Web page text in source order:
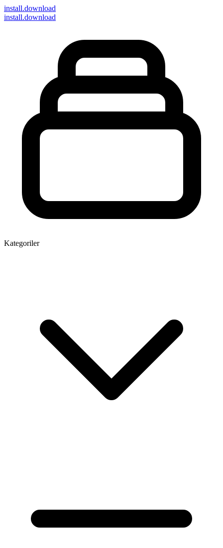
install.download
install.download
Kategoriler